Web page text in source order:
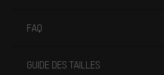
FAQ
GUIDE DES TAILLES